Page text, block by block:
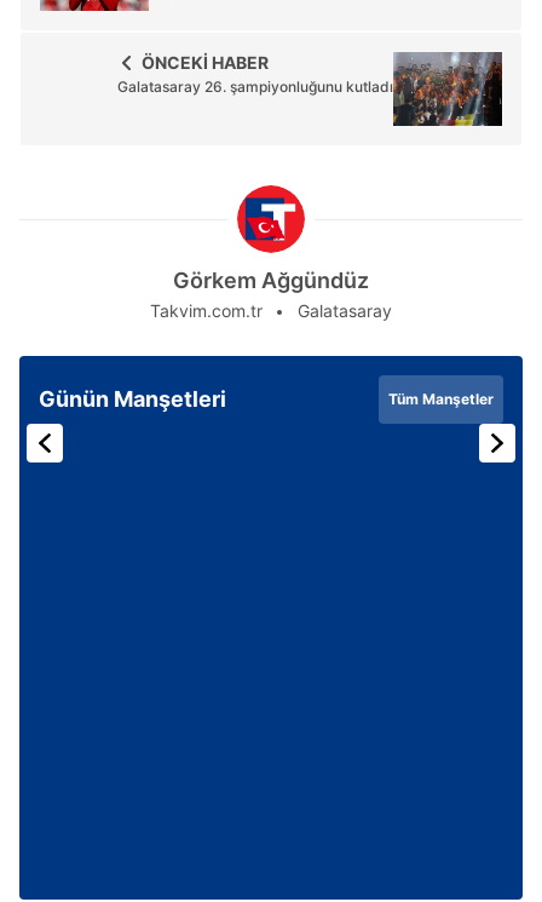
ÖNCEKİ HABER
Galatasaray 26. şampiyonluğunu kutladı
Görkem Ağgündüz
Takvim.com.tr Galatasaray
Günün Manşetleri Tüm Manşetler